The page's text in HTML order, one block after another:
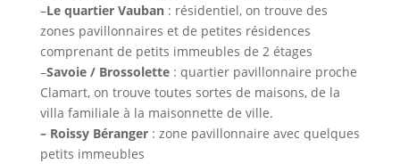
–Le quartier Vauban: résidentiel, on trouve des
zones pavillonnaires et de petites résidences
comprenant de petits immeubles de 2 étages
–Savoie / Brossolette: quartier pavillonnaire proche
Clamart, on trouve toutes sortes de maisons, de la
villa familiale à la maisonnette de ville.
– Roissy Béranger: zone pavillonnaire avec quelques
petits immeubles